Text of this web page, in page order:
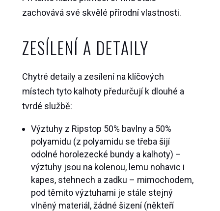
zachovává své skvělé přírodní vlastnosti.
ZESÍLENÍ A DETAILY
Chytré detaily a zesílení na klíčových
místech tyto kalhoty předurčují k dlouhé a
tvrdé službě:
Výztuhy z Ripstop 50% bavlny a 50%
polyamidu (z polyamidu se třeba šijí
odolné horolezecké bundy a kalhoty) –
výztuhy jsou na kolenou, lemu nohavic i
kapes, stehnech a zadku – mimochodem,
pod těmito výztuhami je stále stejný
vlněný materiál, žádné šizení (někteří